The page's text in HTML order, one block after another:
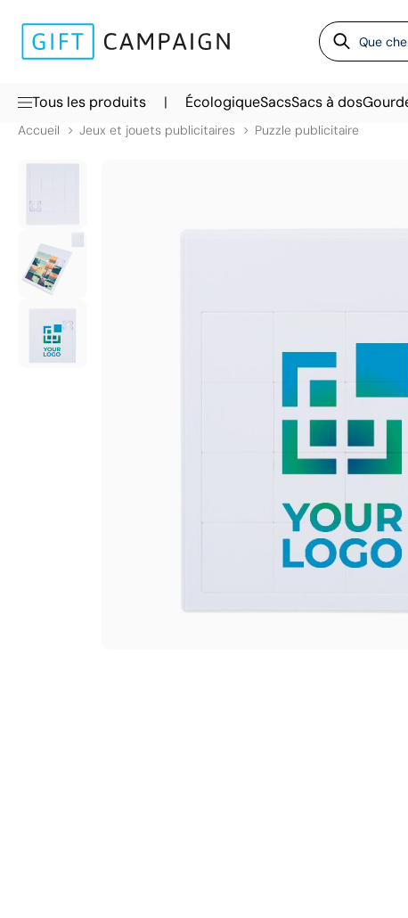
Tous les produits | ÉcologiqueSacsSacs à dos
Accueil Jeux et jouets publicitaires Puzzle publicitaire